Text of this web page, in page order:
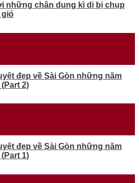
những chân dung kì dị bị chụp
gió
đẹp về Sài Gòn những năm
(Part 2)
đẹp về Sài Gòn những năm
(Part 1)